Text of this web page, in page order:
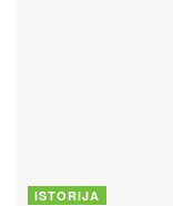
ISTORIJA